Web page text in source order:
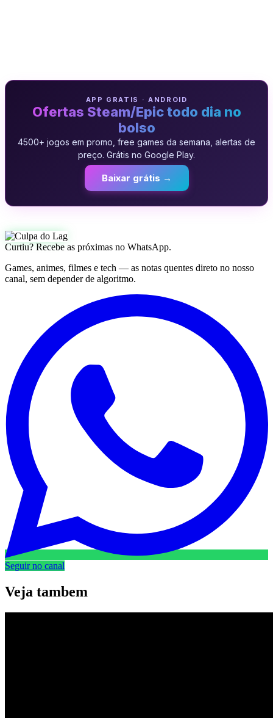
APP GRATIS · ANDROID
Ofertas Steam/Epic todo dia no
bolso
4500+ jogos em promo, free games da semana, alertas de
preço. Grátis no Google Play.
Baixar grátis →
Curtiu? Recebe as próximas no WhatsApp.
Games, animes, filmes e tech — as notas quentes direto no nosso
canal, sem depender de algoritmo.
Seguir no canal
Veja tambem